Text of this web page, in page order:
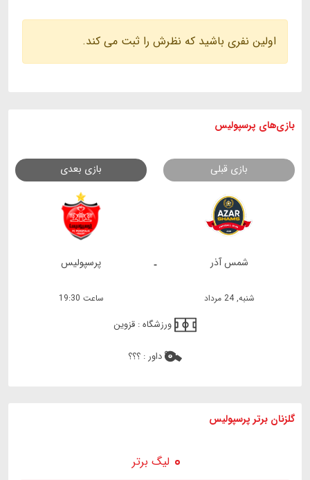
اولین نفری باشید که نظرش را ثبت می کند.
بازی های پرسپولیس
بازی قبلی بازی بعدی
- شمس آذر پرسپولیس
شنبه, 24 مرداد ساعت 19:30
ورزشگاه : قزوین
داور : ؟؟؟
گلزنان برتر پرسپولیس
لیگ برتر